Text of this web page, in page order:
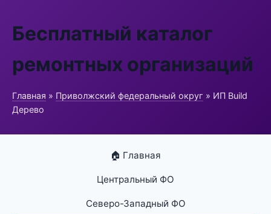
Бесплатный каталог
ремонтных организаций
Главная » Приволжский федеральный округ » ИП Build
Дерево
🏠 Главная
Центральный ФО
Северо-Западный ФО